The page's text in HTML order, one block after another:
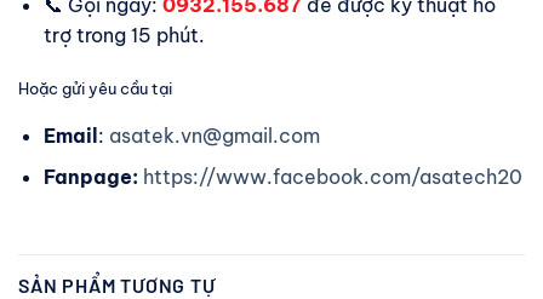
📞 Gọi ngay: 0932.155.687 để được kỹ thuật hỗ
trợ trong 15 phút.
Hoặc gửi yêu cầu tại
Email: asatek.vn@gmail.com
Fanpage: https://www.facebook.com/asatech20
SẢN PHẨM TƯƠNG TỰ